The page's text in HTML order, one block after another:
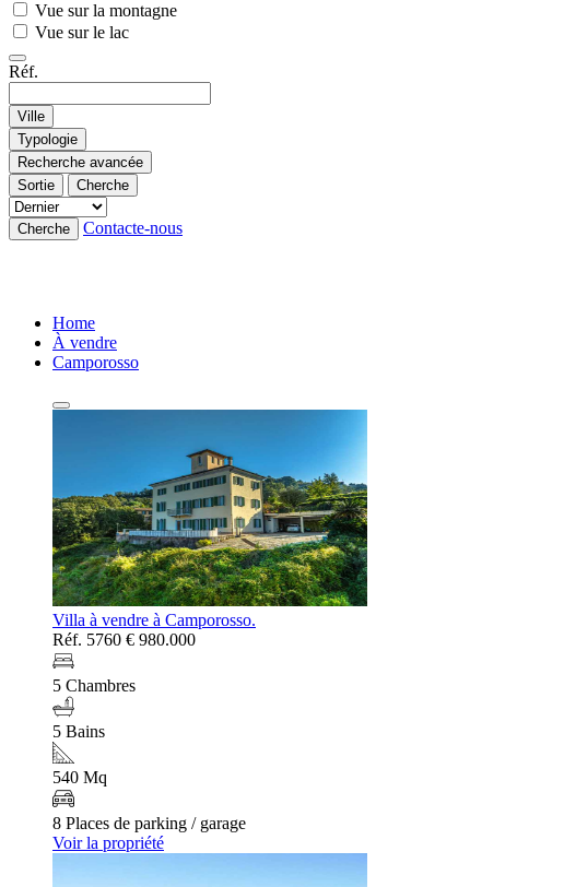
Vue sur la montagne
Vue sur le lac
Réf.
Ville
Typologie
Recherche avancée
Sortie
Cherche
Cherche Contacte-nous
Home
À vendre
Camporosso
Villa à vendre à Camporosso.
Réf. 5760 € 980.000
5 Chambres
5 Bains
540 Mq
8 Places de parking / garage
Voir la propriété